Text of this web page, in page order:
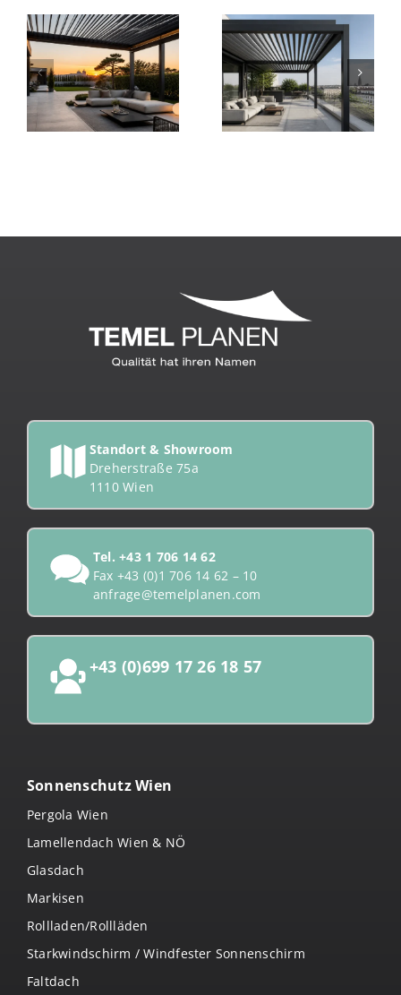
Standort & Showroom
Dreherstraße 75a
1110 Wien
Tel.+43 1 706 14 62
Fax +43 (0)1 706 14 62 – 10
anfrage@temelplanen.com
+43 (0)699 17 26 18 57
Sonnenschutz Wien
Pergola Wien
Lamellendach Wien & NÖ
Glasdach
Markisen
Rollladen/Rollläden
Starkwindschirm / Windfester Sonnenschirm
Faltdach